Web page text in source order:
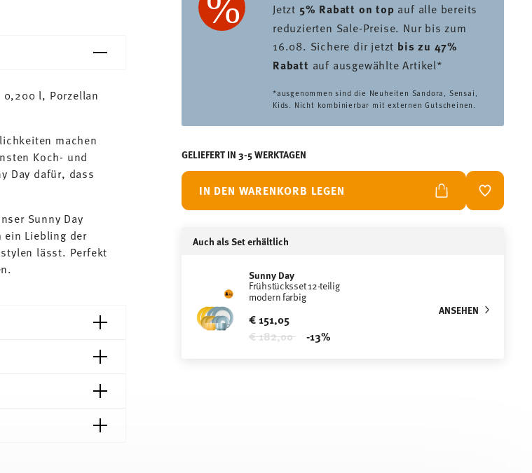
Jetzt 5% Rabatt on top auf alle bereits
reduzierten Sale-Preise. Nur bis zum
16.08. Sichere dir jetzt bis zu 47%
Rabatt auf ausgewählte Artikel*
*ausgenommen sind die Neuheiten Sandora, Sensai,
Kids. Nicht kombinierbar mit externen Gutscheinen.
GELIEFERT IN 3-5 WERKTAGEN
IN DEN WARENKORB LEGEN ADD TO
Auch als Set erhältlich
Sunny Day
Frühstücksset 12-teilig
modern farbig
€ 151,05
Price reduced from
€ 182,00to -13%
ANSEHEN
0,200 l, Porzellan
machen
Koch- und
Day dafür, dass
Sunny Day
ein Liebling der
lässt. Perfekt